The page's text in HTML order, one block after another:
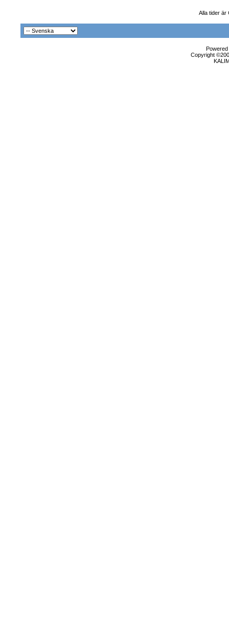
Alla tider är
Copyright